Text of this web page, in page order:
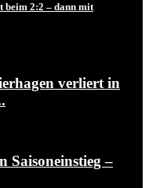
beim 2:2 – dann mit
verliert in
Saisoneinstieg –